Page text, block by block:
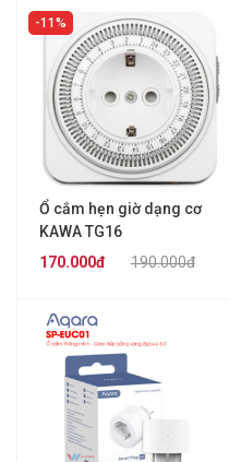
11%
Ổ cắm hẹn giờ dạng cơ
KAWA TG16
190.000đ
170.000đ